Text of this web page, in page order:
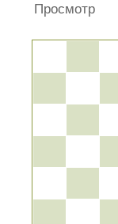
Просмотр